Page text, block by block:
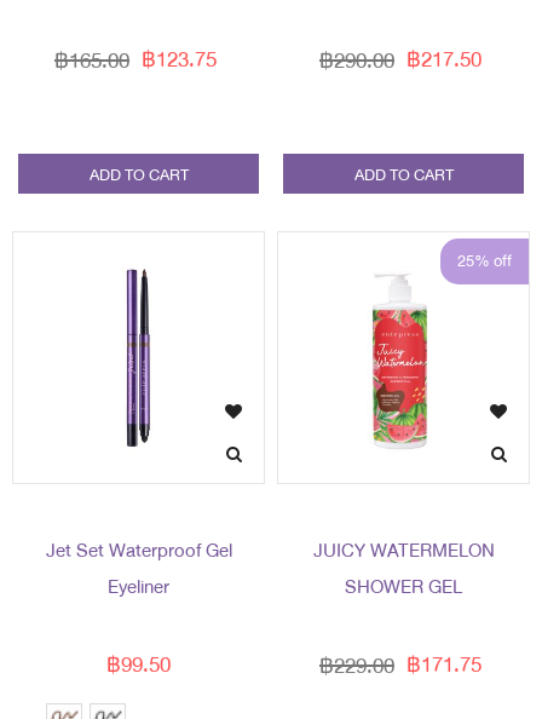
฿123.75
฿165.00
ADD TO CART
฿217.50
฿290.00
ADD TO CART
Jet Set Waterproof Gel
Eyeliner
฿99.50
25% off
JUICY WATERMELON
SHOWER GEL
฿171.75
฿229.00